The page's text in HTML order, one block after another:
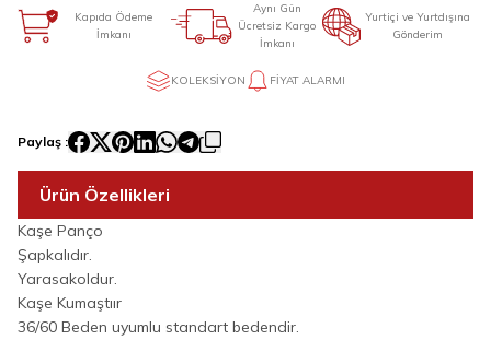
Kapıda Ödeme
İmkanı
Aynı Gün
Ücretsiz Kargo
İmkanı
Yurtiçi ve Yurtdışına
Gönderim
KOLEKSIYON FIYAT ALARMI
Paylaş :
Ürün Özellikleri
Kaşe Panço
Şapkalıdır.
Yarasakoldur.
Kaşe Kumaştıır
36/60 Beden uyumlu standart bedendir.